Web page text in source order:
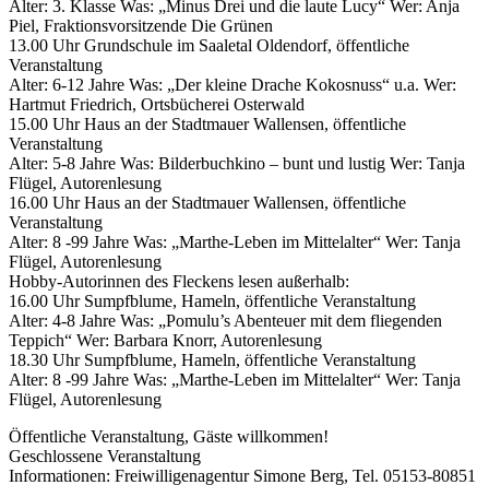
Alter: 3. Klasse Was: „Minus Drei und die laute Lucy“ Wer: Anja
Piel, Fraktionsvorsitzende Die Grünen
13.00 Uhr Grundschule im Saaletal Oldendorf, öffentliche
Veranstaltung
Alter: 6-12 Jahre Was: „Der kleine Drache Kokosnuss“ u.a. Wer:
Hartmut Friedrich, Ortsbücherei Osterwald
15.00 Uhr Haus an der Stadtmauer Wallensen, öffentliche
Veranstaltung
Alter: 5-8 Jahre Was: Bilderbuchkino – bunt und lustig Wer: Tanja
Flügel, Autorenlesung
16.00 Uhr Haus an der Stadtmauer Wallensen, öffentliche
Veranstaltung
Alter: 8 -99 Jahre Was: „Marthe-Leben im Mittelalter“ Wer: Tanja
Flügel, Autorenlesung
Hobby-Autorinnen des Fleckens lesen außerhalb:
16.00 Uhr Sumpfblume, Hameln, öffentliche Veranstaltung
Alter: 4-8 Jahre Was: „Pomulu’s Abenteuer mit dem fliegenden
Teppich“ Wer: Barbara Knorr, Autorenlesung
18.30 Uhr Sumpfblume, Hameln, öffentliche Veranstaltung
Alter: 8 -99 Jahre Was: „Marthe-Leben im Mittelalter“ Wer: Tanja
Flügel, Autorenlesung
Öffentliche Veranstaltung, Gäste willkommen!
Geschlossene Veranstaltung
Informationen: Freiwilligenagentur Simone Berg, Tel. 05153-80851